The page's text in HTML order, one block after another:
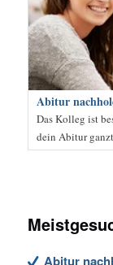
Abitur
Das Kolleg ist
dein Abitur
Abitur